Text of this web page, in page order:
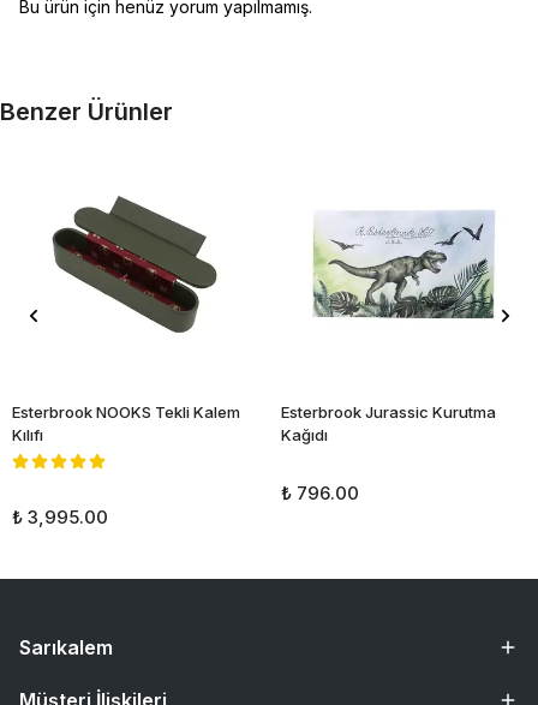
Bu ürün için henüz yorum yapılmamış.
Benzer Ürünler
Esterbrook NOOKS Tekli Kalem
Kılıfı
₺ 3,995.00
Esterbrook Jurassic Kurutma
Kağıdı
₺ 796.00
Sarıkalem
Müşteri İlişkileri